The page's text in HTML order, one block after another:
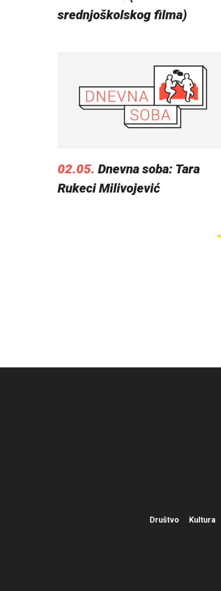
srednjoškolskog filma)
02.05. Dnevna soba: Tara
Rukeci Milivojević
Društvo Kultura